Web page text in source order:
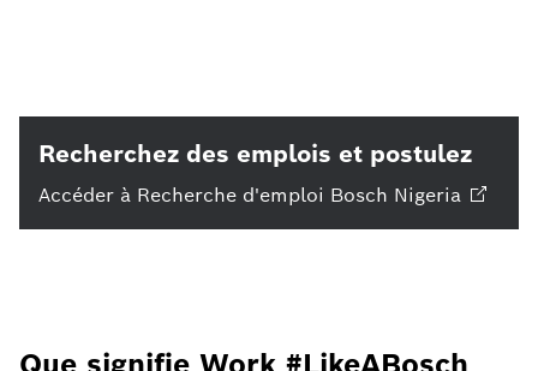
Recherchez des emplois et postulez
Accéder à Recherche d'emploi Bosch Nigeria